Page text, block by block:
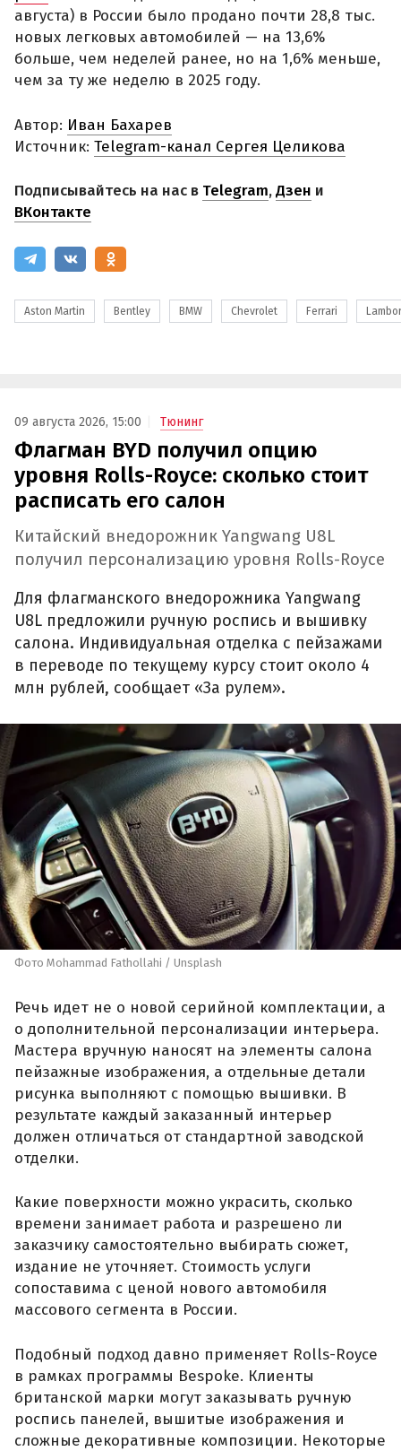
августа) в России было продано почти 28,8 тыс.
новых легковых автомобилей — на 13,6%
больше, чем неделей ранее, но на 1,6% меньше,
чем за ту же неделю в 2025 году.
Автор: Иван Бахарев
Источник: Telegram-канал Сергея Целикова
Подписывайтесь на нас в Telegram,Дзен и
ВКонтакте
Aston Martin Bentley BMW Chevrolet Ferrari
09 августа 2026, 15:00 Тюнинг
Флагман BYD получил опцию
уровня Rolls-Royce: сколько стоит
расписать его салон
Китайский внедорожник Yangwang U8L
получил персонализацию уровня Rolls-Royce
Для флагманского внедорожника Yangwang
U8L предложили ручную роспись и вышивку
салона. Индивидуальная отделка с пейзажами
в переводе по текущему курсу стоит около 4
млн рублей, сообщает «За рулем».
Фото Mohammad Fathollahi / Unsplash
Речь идет не о новой серийной комплектации, а
о дополнительной персонализации интерьера.
Мастера вручную наносят на элементы салона
пейзажные изображения, а отдельные детали
рисунка выполняют с помощью вышивки. В
результате каждый заказанный интерьер
должен отличаться от стандартной заводской
отделки.
Какие поверхности можно украсить, сколько
времени занимает работа и разрешено ли
заказчику самостоятельно выбирать сюжет,
издание не уточняет. Стоимость услуги
сопоставима с ценой нового автомобиля
массового сегмента в России.
Подобный подход давно применяет Rolls-Royce
в рамках программы Bespoke. Клиенты
британской марки могут заказывать ручную
роспись панелей, вышитые изображения и
сложные декоративные композиции. Некоторые